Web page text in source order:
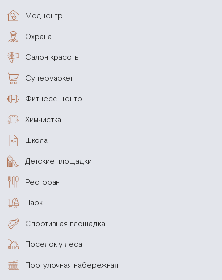
Медцентр
Охрана
Салон красоты
Супермаркет
Фитнесс-центр
Химчистка
Школа
Детские площадки
Ресторан
Парк
Спортивная площадка
Поселок у леса
Прогулочная набережная